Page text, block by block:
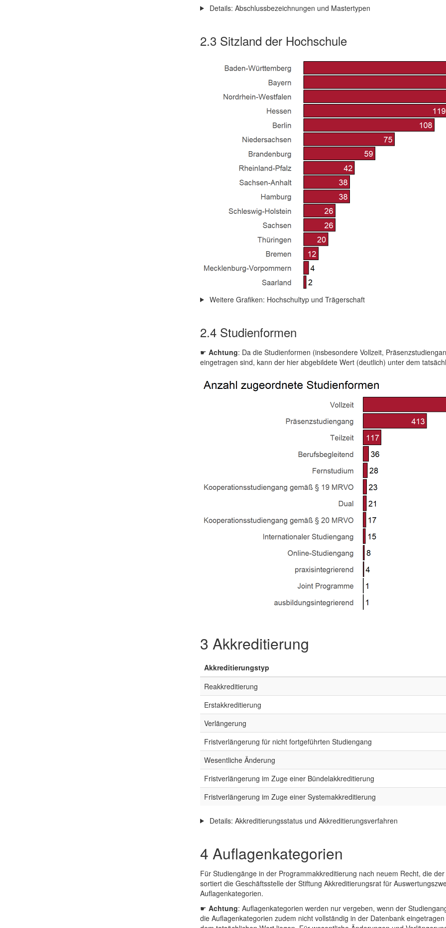
Details: Abschlussbezeichnungen und Mastertypen
2.3 Sitzland der Hochschule
Weitere Grafiken: Hochschultyp und Trägerschaft
2.4 Studienformen
☛ Achtung: Da die Studienformen (insbesondere Vollzeit,
eingetragen sind, kann der hier abgebildete Wert (deutlich) unter dem
3 Akkreditierung
Akkreditierungstyp
Reakkreditierung
Erstakkreditierung
Verlängerung
Fristverlängerung für nicht fortgeführten Studiengang
Wesentliche Änderung
Fristverlängerung im Zuge einer Bündelakkreditierung
Fristverlängerung im Zuge einer Systemakkreditierung
Details: Akkreditierungsstatus und Akkreditierungsverfahren
4 Auflagenkategorien
Für Studiengänge in der Programmakkreditierung nach neuem Recht, die
sortiert die Geschäftsstelle der Stiftung Akkreditierungsrat für
Auflagenkategorien.
☛ Achtung: Auflagenkategorien werden nur vergeben, wenn der
die Auflagenkategorien zudem nicht vollständig in der Datenbank